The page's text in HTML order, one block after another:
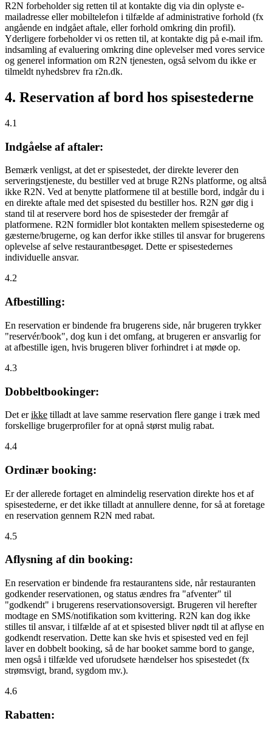
R2N forbeholder sig retten til at kontakte dig via din oplyste e-
mailadresse eller mobiltelefon i tilfælde af administrative forhold (fx
angående en indgået aftale, eller forhold omkring din profil).
Yderligere forbeholder vi os retten til, at kontakte dig på e-mail ifm.
indsamling af evaluering omkring dine oplevelser med vores service
og generel information om R2N tjenesten, også selvom du ikke er
tilmeldt nyhedsbrev fra r2n.dk.
4. Reservation af bord hos spisestederne
4.1
Indgåelse af aftaler:
Bemærk venligst, at det er spisestedet, der direkte leverer den
serveringstjeneste, du bestiller ved at bruge R2Ns platforme, og altså
ikke R2N. Ved at benytte platformene til at bestille bord, indgår du i
en direkte aftale med det spisested du bestiller hos. R2N gør dig i
stand til at reservere bord hos de spisesteder der fremgår af
platformene. R2N formidler blot kontakten mellem spisestederne og
gæsterne/brugerne, og kan derfor ikke stilles til ansvar for brugerens
oplevelse af selve restaurantbesøget. Dette er spisestedernes
individuelle ansvar.
4.2
Afbestilling:
En reservation er bindende fra brugerens side, når brugeren trykker
"reservér/book", dog kun i det omfang, at brugeren er ansvarlig for
at afbestille igen, hvis brugeren bliver forhindret i at møde op.
4.3
Dobbeltbookinger:
Det erikke tilladt at lave samme reservation flere gange i træk med
forskellige brugerprofiler for at opnå størst mulig rabat.
4.4
Ordinær booking:
Er der allerede fortaget en almindelig reservation direkte hos et af
spisestederne, er det ikke tilladt at annullere denne, for så at foretage
en reservation gennem R2N med rabat.
4.5
Aflysning af din booking:
En reservation er bindende fra restaurantens side, når restauranten
godkender reservationen, og status ændres fra "afventer" til
"godkendt" i brugerens reservationsoversigt. Brugeren vil herefter
modtage en SMS/notifikation som kvittering. R2N kan dog ikke
stilles til ansvar, i tilfælde af at et spisested bliver nødt til at aflyse en
godkendt reservation. Dette kan ske hvis et spisested ved en fejl
laver en dobbelt booking, så de har booket samme bord to gange,
men også i tilfælde ved uforudsete hændelser hos spisestedet (fx
strømsvigt, brand, sygdom mv.).
4.6
Rabatten: